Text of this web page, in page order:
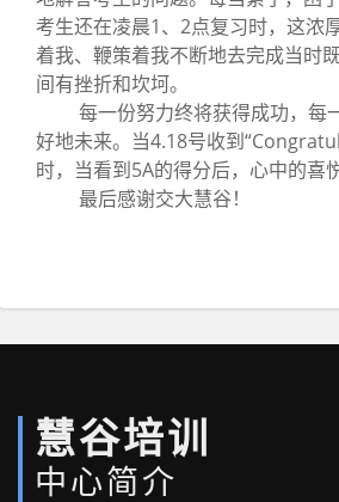
考生还在凌晨1、2点复习时，这浓
着我、鞭策着我不断地去完成当时
间有挫折和坎坷。
每一份努力终将获得成功，每
好地未来。当4.18号收到
时，当看到5A的得分后，心中的喜
最后感谢交大慧谷！
慧谷培训
中心简介